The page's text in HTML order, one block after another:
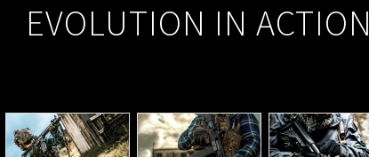
EVOLUTION IN ACTION